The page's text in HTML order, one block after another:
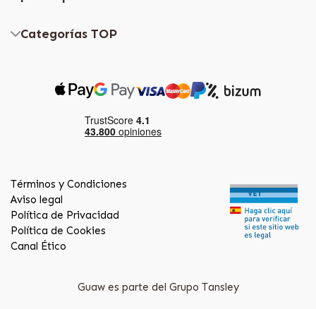
Categorías TOP
Términos y Condiciones
Aviso legal
Política de Privacidad
Política de Cookies
Canal Ético
Guaw es parte del Grupo Tansley